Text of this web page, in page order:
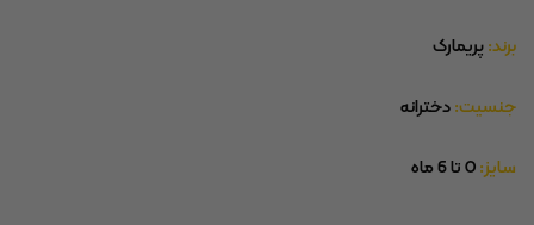
برند: پریمارک
جنسیت: دخترانه
سایز: